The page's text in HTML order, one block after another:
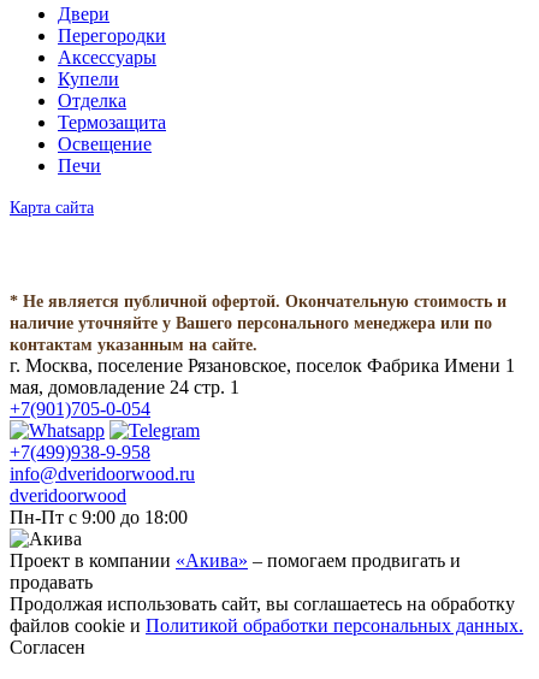
Двери
Перегородки
Аксессуары
Купели
Отделка
Термозащита
Освещение
Печи
Карта сайта
* Не является публичной офертой. Окончательную стоимость и
наличие уточняйте у Вашего персонального менеджера или по
контактам указанным на сайте.
г. Москва, поселение Рязановское, поселок Фабрика Имени 1
мая, домовладение 24 стр. 1
+7(901)705-0-054
+7(499)938-9-958
info@dveridoorwood.ru
dveridoorwood
Пн-Пт с 9:00 до 18:00
Проект в компании «Акива» – помогаем продвигать и
продавать
Продолжая использовать сайт, вы соглашаетесь на обработку
файлов cookie и Политикой обработки персональных данных.
Согласен